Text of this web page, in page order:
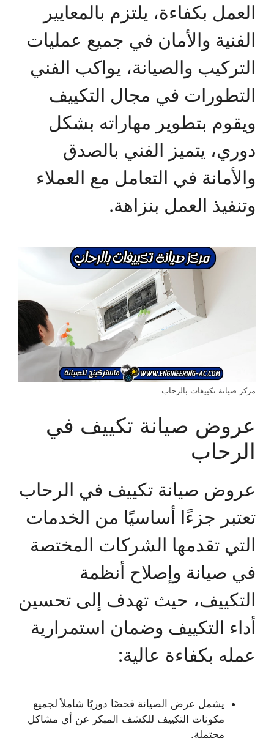
العمل بكفاءة، يلتزم بالمعايير
الفنية والأمان في جميع عمليات
التركيب والصيانة، يواكب الفني
التطورات في مجال التكييف
ويقوم بتطوير مهاراته بشكل
دوري، يتميز الفني بالصدق
والأمانة في التعامل مع العملاء
وتنفيذ العمل بنزاهة.
مركز صيانة تكييفات بالرحاب
عروض صيانة تكييف في
الرحاب
عروض صيانة تكييف في الرحاب
تعتبر جزءًا أساسيًا من الخدمات
التي تقدمها الشركات المختصة
في صيانة وإصلاح أنظمة
التكييف، حيث تهدف إلى تحسين
أداء التكييف وضمان استمرارية
عمله بكفاءة عالية:
يشمل عرض الصيانة فحصًا دوريًا شاملاً لجميع
مكونات التكييف للكشف المبكر عن أي مشاكل
محتملة.